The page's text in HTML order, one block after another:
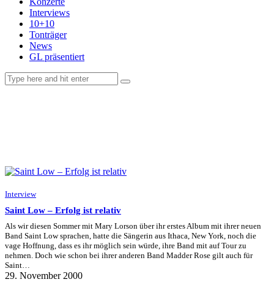
Interviews
10+10
Tonträger
News
GL präsentiert
Interview
Saint Low – Erfolg ist relativ
Als wir diesen Sommer mit Mary Lorson über ihr erstes Album mit ihrer neuen
Band Saint Low sprachen, hatte die Sängerin aus Ithaca, New York, noch die
vage Hoffnung, dass es ihr möglich sein würde, ihre Band mit auf Tour zu
nehmen. Doch wie schon bei ihrer anderen Band Madder Rose gilt auch für
Saint…
29. November 2000